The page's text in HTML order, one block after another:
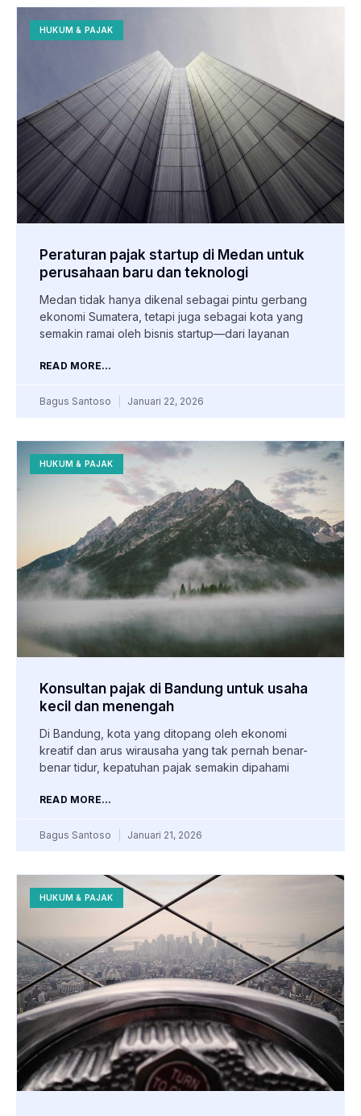
HUKUM & PAJAK
Peraturan pajak startup di Medan untuk
perusahaan baru dan teknologi
Medan tidak hanya dikenal sebagai pintu gerbang
ekonomi Sumatera, tetapi juga sebagai kota yang
semakin ramai oleh bisnis startup—dari layanan
READ MORE...
Bagus Santoso Januari 22, 2026
HUKUM & PAJAK
Konsultan pajak di Bandung untuk usaha
kecil dan menengah
Di Bandung, kota yang ditopang oleh ekonomi
kreatif dan arus wirausaha yang tak pernah benar-
benar tidur, kepatuhan pajak semakin dipahami
READ MORE...
Bagus Santoso Januari 21, 2026
HUKUM & PAJAK